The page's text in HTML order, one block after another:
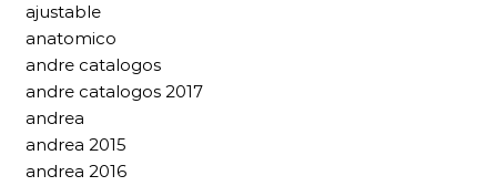
ajustable
anatomico
andre catalogos
andre catalogos 2017
andrea
andrea 2015
andrea 2016